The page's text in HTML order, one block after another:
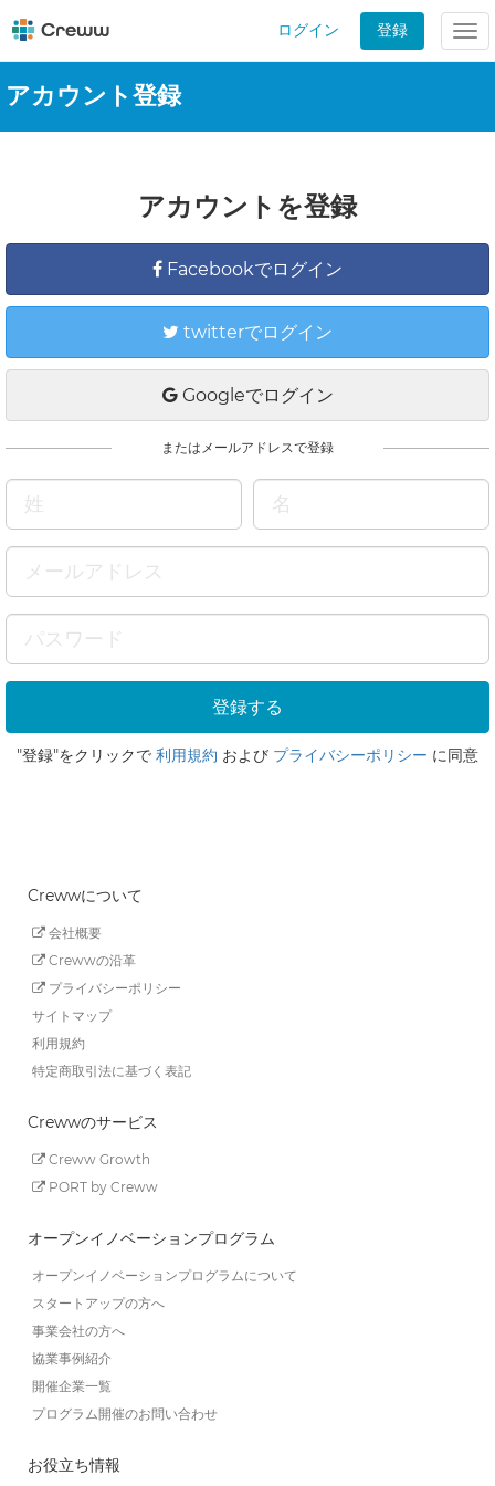
ログイン 登録
アカウント登録
アカウントを登録
Facebookでログイン
twitterでログイン
Googleでログイン
またはメールアドレスで登録
"登録"をクリックで 利用規約 および プライバシーポリシー に同意
Crewwについて
会社概要
Crewwの沿革
プライバシーポリシー
サイトマップ
利用規約
特定商取引法に基づく表記
Crewwのサービス
Creww Growth
PORT by Creww
オープンイノベーションプログラム
オープンイノベーションプログラムについて
スタートアップの方へ
事業会社の方へ
協業事例紹介
開催企業一覧
プログラム開催のお問い合わせ
お役立ち情報